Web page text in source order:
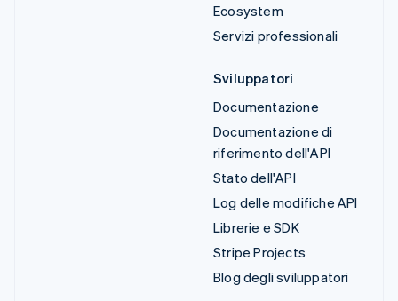
Ecosystem
Servizi professionali
Sviluppatori
Documentazione
Documentazione di
riferimento dell'API
Stato dell'API
Log delle modifiche API
Librerie e SDK
Stripe Projects
Blog degli sviluppatori